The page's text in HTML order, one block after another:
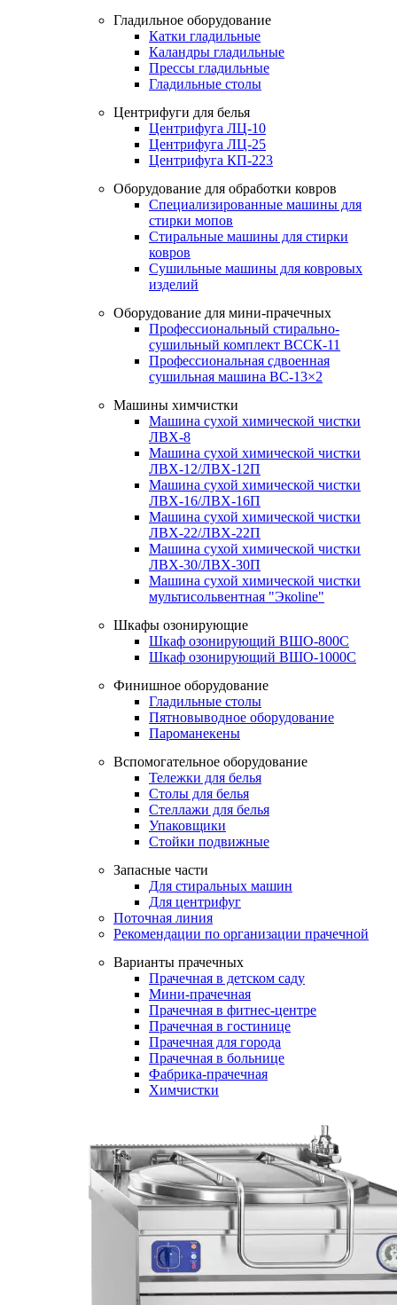
Гладильное оборудование
Катки гладильные
Каландры гладильные
Прессы гладильные
Гладильные столы
Центрифуги для белья
Центрифуга ЛЦ-10
Центрифуга ЛЦ-25
Центрифуга КП-223
Оборудование для обработки ковров
Специализированные машины для
стирки мопов
Стиральные машины для стирки
ковров
Сушильные машины для ковровых
изделий
Оборудование для мини-прачечных
Профессиональный стирально-
сушильный комплект ВССК-11
Профессиональная сдвоенная
сушильная машина ВС-13×2
Машины химчистки
Машина сухой химической чистки
ЛВХ-8
Машина сухой химической чистки
ЛВХ-12/ЛВХ-12П
Машина сухой химической чистки
ЛВХ-16/ЛВХ-16П
Машина сухой химической чистки
ЛВХ-22/ЛВХ-22П
Машина сухой химической чистки
ЛВХ-30/ЛВХ-30П
Машина сухой химической чистки
мультисольвентная "Экоline"
Шкафы озонирующие
Шкаф озонирующий ВШО-800С
Шкаф озонирующий ВШО-1000С
Финишное оборудование
Гладильные столы
Пятновыводное оборудование
Пароманекены
Вспомогательное оборудование
Тележки для белья
Столы для белья
Стеллажи для белья
Упаковщики
Стойки подвижные
Запасные части
Для стиральных машин
Для центрифуг
Поточная линия
Рекомендации по организации прачечной
Варианты прачечных
Прачечная в детском саду
Мини-прачечная
Прачечная в фитнес-центре
Прачечная в гостинице
Прачечная для города
Прачечная в больнице
Фабрика-прачечная
Химчистки